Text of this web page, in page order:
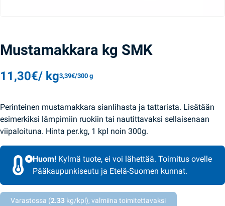
Mustamakkara kg SMK
11,30€/ kg3,39€/300 g
Perinteinen mustamakkara sianlihasta ja tattarista. Lisätään
esimerkiksi lämpimiin ruokiin tai nautittavaksi sellaisenaan
viipaloituna. Hinta per.kg, 1 kpl noin 300g.
Huom! Kylmä tuote, ei voi lähettää. Toimitus ovelle
Pääkaupunkiseutu ja Etelä-Suomen kunnat.
Varastossa (2.33 kg/kpl), valmiina toimitettavaksi